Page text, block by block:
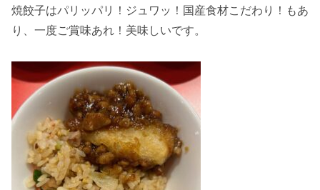
焼餃子はパリッパリ！ジュワッ！国産食材こだわり！もあ
り、一度ご賞味あれ！美味しいです。